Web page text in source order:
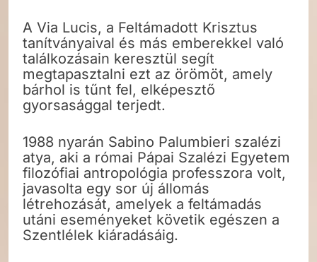
A Via Lucis, a Feltámadott Krisztus
tanítványaival és más emberekkel való
találkozásain keresztül segít
megtapasztalni ezt az örömöt, amely
bárhol is tűnt fel, elképesztő
gyorsasággal terjedt.
1988 nyarán Sabino Palumbieri szalézi
atya, aki a római Pápai Szalézi Egyetem
filozófiai antropológia professzora volt,
javasolta egy sor új állomás
létrehozását, amelyek a feltámadás
utáni eseményeket követik egészen a
Szentlélek kiáradásáig.